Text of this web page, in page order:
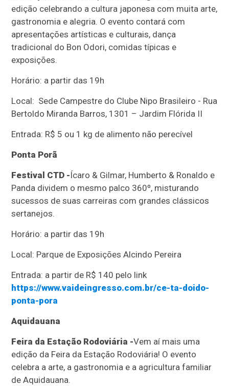
edição celebrando a cultura japonesa com muita arte,
gastronomia e alegria. O evento contará com
apresentações artísticas e culturais, dança
tradicional do Bon Odori, comidas típicas e
exposições.
Horário: a partir das 19h
Local: Sede Campestre do Clube Nipo Brasileiro - Rua
Bertoldo Miranda Barros, 1301 – Jardim Flórida II
Entrada: R$ 5 ou 1 kg de alimento não perecível
Ponta Porã
Festival CTD -Ícaro & Gilmar, Humberto & Ronaldo e
Panda dividem o mesmo palco 360º, misturando
sucessos de suas carreiras com grandes clássicos
sertanejos.
Horário: a partir das 19h
Local: Parque de Exposições Alcindo Pereira
Entrada: a partir de R$ 140 pelo link
https://www.vaideingresso.com.br/ce-ta-doido-
ponta-pora
Aquidauana
Feira da Estação Rodoviária -Vem aí mais uma
edição da Feira da Estação Rodoviária! O evento
celebra a arte, a gastronomia e a agricultura familiar
de Aquidauana.